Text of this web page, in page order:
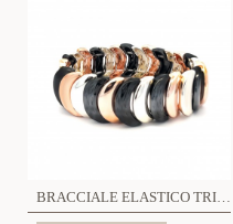
BRACCIALE ELASTICO TRICOLORE- SW191028104F4